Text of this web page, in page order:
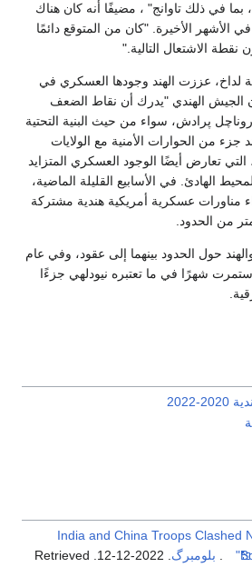
بما في ذلك تاوانج" ، مضيفًا أنه كان هناك
الأشهر الأخيرة. "كان من المتوقع دائمًا
الاشتعال التالية."
عام 2020 بمنطقة لداخ، عززت الهند وجودها العسكري في
الجيش الهندي "يدرك أن نقاط الضعف
پرادش، سواء من حيث البنية التحتية
جزء من الحوارات الأمنية مع الولايات
التي تعارض أيضًا الوجود العسكري المتزايد
الهادئ. في الأسابيع القليلة الماضية،
عسكرية أمريكية هندية مشتركة
حول الحدود بينهما إلى عقود، وفي عام
استمرت شهرًا في ما تعتبره نيودلهي جزءًا
2022
"India and China Troops Clashed
. بلومبرگ. 2022-12-12
. Retrieved